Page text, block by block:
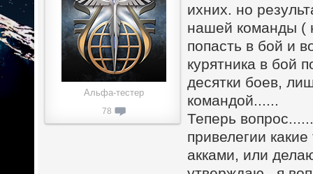
ихних. но
нашей команды (
попасть в бой и
курятника в бой
десятки боев,
командой......
Теперь
привелегии
акками, или
Альфа-тестер
78